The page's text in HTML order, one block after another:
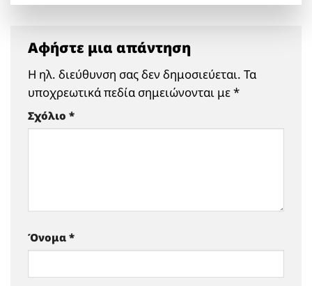
Αφήστε μια απάντηση
Η ηλ. διεύθυνση σας δεν δημοσιεύεται. Τα
υποχρεωτικά πεδία σημειώνονται με*
Σχόλιο *
Όνομα *